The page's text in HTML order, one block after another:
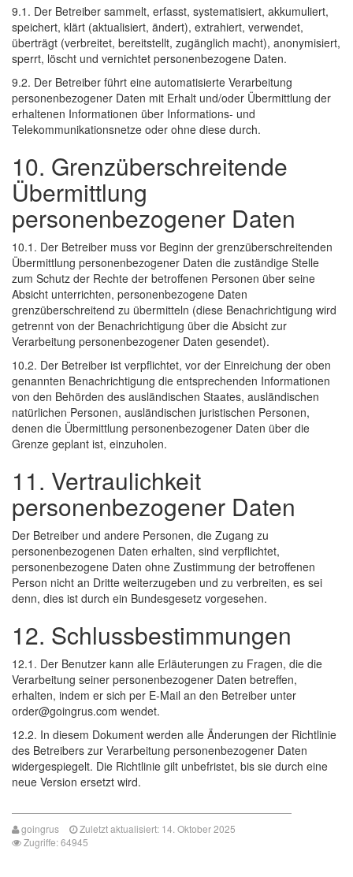
9.1. Der Betreiber sammelt, erfasst, systematisiert, akkumuliert,
speichert, klärt (aktualisiert, ändert), extrahiert, verwendet,
überträgt (verbreitet, bereitstellt, zugänglich macht), anonymisiert,
sperrt, löscht und vernichtet personenbezogene Daten.
9.2. Der Betreiber führt eine automatisierte Verarbeitung
personenbezogener Daten mit Erhalt und/oder Übermittlung der
erhaltenen Informationen über Informations- und
Telekommunikationsnetze oder ohne diese durch.
10. Grenzüberschreitende
Übermittlung
personenbezogener Daten
10.1. Der Betreiber muss vor Beginn der grenzüberschreitenden
Übermittlung personenbezogener Daten die zuständige Stelle
zum Schutz der Rechte der betroffenen Personen über seine
Absicht unterrichten, personenbezogene Daten
grenzüberschreitend zu übermitteln (diese Benachrichtigung wird
getrennt von der Benachrichtigung über die Absicht zur
Verarbeitung personenbezogener Daten gesendet).
10.2. Der Betreiber ist verpflichtet, vor der Einreichung der oben
genannten Benachrichtigung die entsprechenden Informationen
von den Behörden des ausländischen Staates, ausländischen
natürlichen Personen, ausländischen juristischen Personen,
denen die Übermittlung personenbezogener Daten über die
Grenze geplant ist, einzuholen.
11. Vertraulichkeit
personenbezogener Daten
Der Betreiber und andere Personen, die Zugang zu
personenbezogenen Daten erhalten, sind verpflichtet,
personenbezogene Daten ohne Zustimmung der betroffenen
Person nicht an Dritte weiterzugeben und zu verbreiten, es sei
denn, dies ist durch ein Bundesgesetz vorgesehen.
12. Schlussbestimmungen
12.1. Der Benutzer kann alle Erläuterungen zu Fragen, die die
Verarbeitung seiner personenbezogener Daten betreffen,
erhalten, indem er sich per E-Mail an den Betreiber unter
order@goingrus.com wendet.
12.2. In diesem Dokument werden alle Änderungen der Richtlinie
des Betreibers zur Verarbeitung personenbezogener Daten
widergespiegelt. Die Richtlinie gilt unbefristet, bis sie durch eine
neue Version ersetzt wird.
goingrus
Zuletzt aktualisiert: 14. Oktober 2025
Zugriffe: 64945